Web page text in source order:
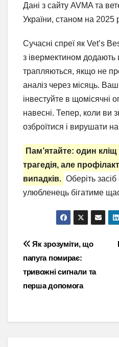
Дані з сайту AVMA та
України, станом на 2025
Сучасні спреї як Vet’s
з івермектином
трапляються, якщо не
аналіз через місяць.
інвестуйте в щомісячні
навесні. Тепер, коли ви
озброїтися і вирушати
Пам’ятайте: один
трагедія, але
випадків. Оберіть
улюбленець бігатиме
Навігація
записів
Як зрозуміти, що
папуга помирає:
тривожні сигнали та
перша допомога